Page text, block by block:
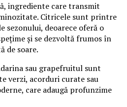
ingrediente care transmit
Citricele sunt printre
sezonului, deoarece oferă o
și se dezvoltă frumos în
de soare.
sau grapefruitul sunt
verzi, acorduri curate sau
care adaugă profunzime